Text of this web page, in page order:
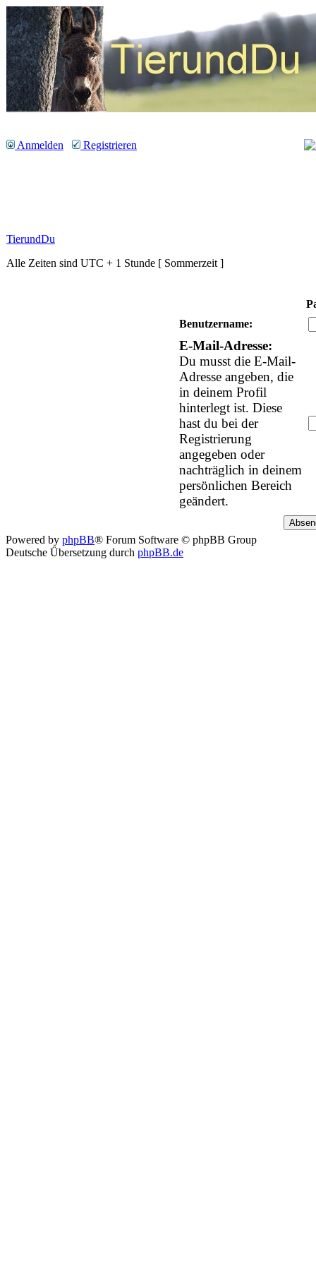
Anmelden Registrieren
TierundDu
Alle Zeiten sind UTC + 1 Stunde [ Sommerzeit ]
Benutzername:
E-Mail-Adresse:
Du musst die E-Mail-
Adresse angeben, die
in deinem Profil
hinterlegt ist. Diese
hast du bei der
Registrierung
angegeben oder
nachträglich in deinem
persönlichen Bereich
geändert.
Powered by phpBB® Forum Software © phpBB Group
Deutsche Übersetzung durch phpBB.de